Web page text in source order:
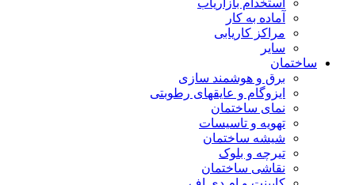
استخدام بازاریاب
آماده به کار
مراکز کاریابی
سایر
ساختمان
برق و هوشمند سازی
ایزوگام و عایقهای رطوبتی
نمای ساختمان
تهویه و تاسیسات
شیشه ساختمان
تیرچه و بلوک
نقاشی ساختمان